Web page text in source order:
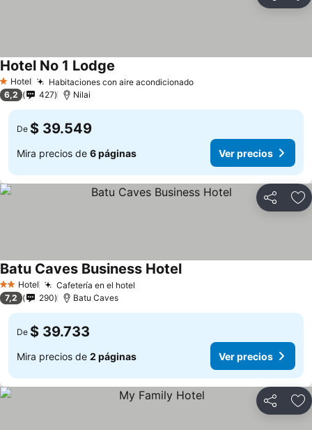
1 Estrellas
Hotel Habitaciones con aire acondicionado
Hotel No 1 Lodge
6,2 427 Nilai
De $ 39.549
Mira precios de 6 páginas Ver precios
Compartir
2 Estrellas
Hotel Cafetería en el hotel
Batu Caves Business Hotel
7,2 290 Batu Caves
De $ 39.733
Mira precios de 2 páginas Ver precios
Compartir